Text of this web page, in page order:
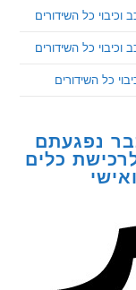
השידורים
השידורים
כלים